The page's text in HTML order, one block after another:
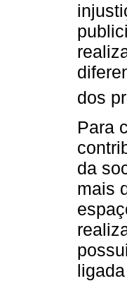
dos
Para
da
mais